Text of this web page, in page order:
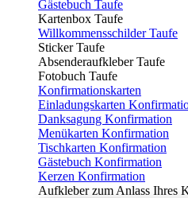
Gästebuch Taufe
Kartenbox Taufe
Willkommensschilder Taufe
Sticker Taufe
Absenderaufkleber Taufe
Fotobuch Taufe
Konfirmationskarten
Einladungskarten
Danksagung Konfirmation
Menükarten Konfirmation
Tischkarten Konfirmation
Gästebuch Konfirmation
Kerzen Konfirmation
Aufkleber zum Anlass Ihres